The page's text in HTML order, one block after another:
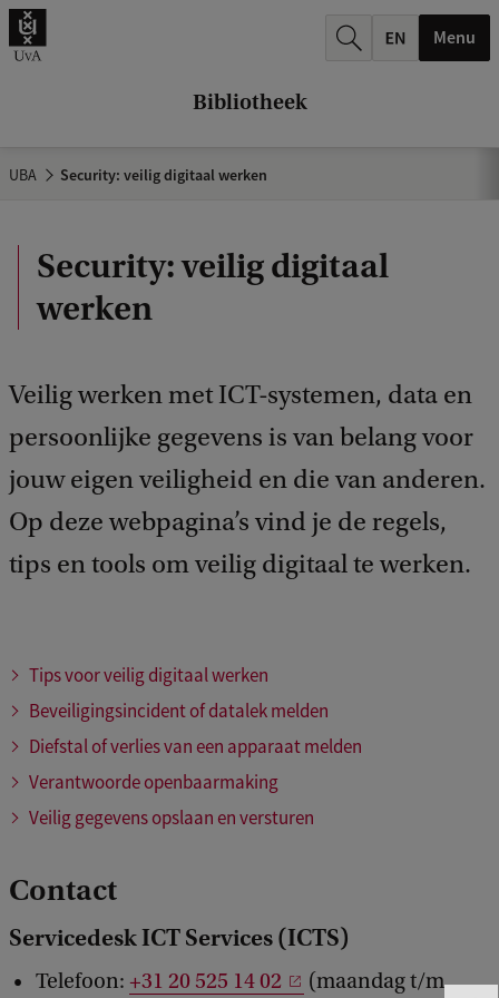
Bibliotheek
Menu
UBA Security: veilig digitaal werken
Security: veilig digitaal
werken
Veilig werken met ICT-systemen, data en
persoonlijke gegevens is van belang voor
jouw eigen veiligheid en die van anderen.
Op deze webpagina’s vind je de regels,
tips en tools om veilig digitaal te werken.
Tips voor veilig digitaal werken
Beveiligingsincident of datalek melden
Diefstal of verlies van een apparaat melden
Verantwoorde openbaarmaking
Veilig gegevens opslaan en versturen
Contact
Servicedesk ICT Services (ICTS)
Telefoon: +31 20 525 14 02
(maandag t/m